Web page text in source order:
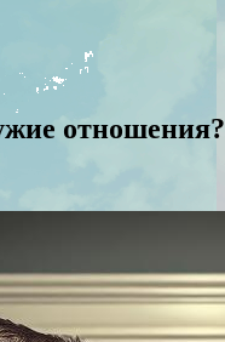
отношения?